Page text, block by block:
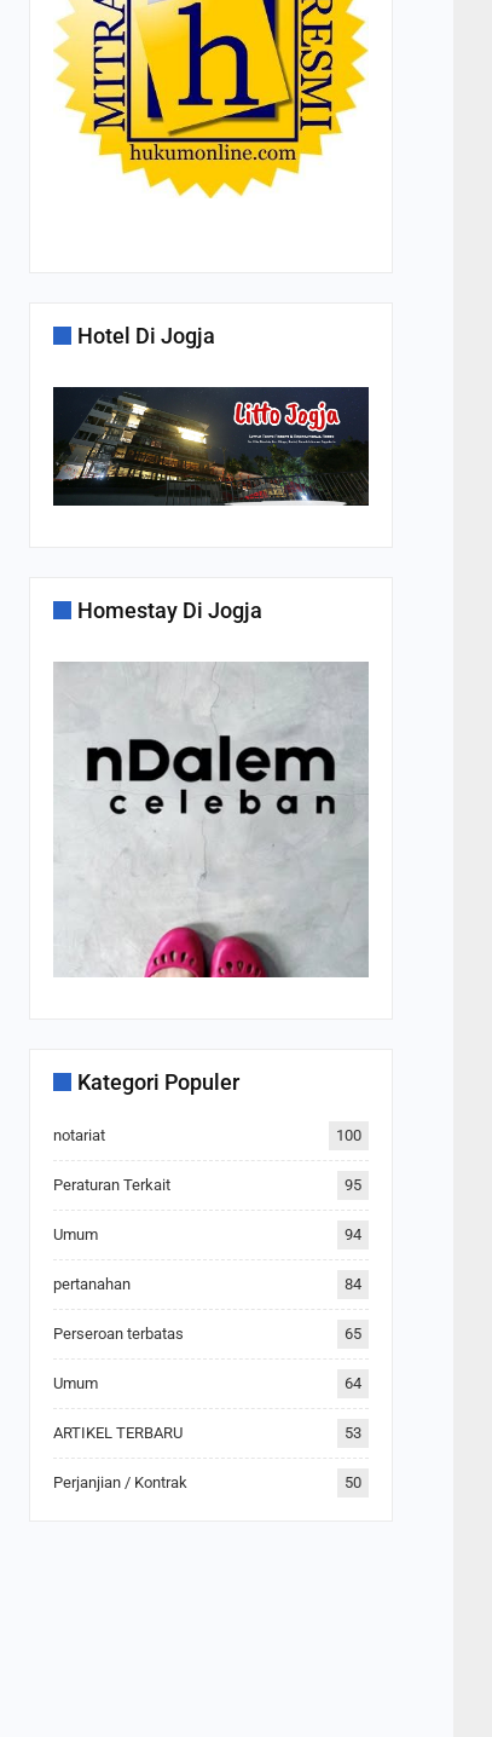
Hotel Di Jogja
Homestay Di Jogja
Kategori Populer
notariat 100
Peraturan Terkait 95
Umum 94
pertanahan 84
Perseroan terbatas 65
Umum 64
ARTIKEL TERBARU 53
Perjanjian / Kontrak 50